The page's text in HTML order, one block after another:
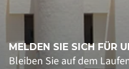
MELDEN SIE SICH FÜR
Bleiben Sie auf dem